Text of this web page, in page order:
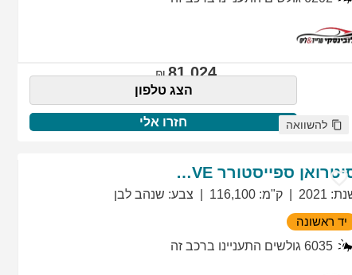
81,024
הצג טלפון
חזרו אלי להשוואה
ספייסטורר EXCLUSIVE
:
2021 ק"מ:
116,100 צבע: שנהב לבן
יד ראשונה
6035 גולשים התעניינו ברכב זה